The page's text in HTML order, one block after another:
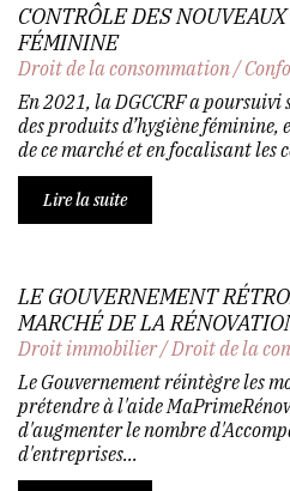
CONTRÔLE DES
FÉMININE
Droit de la consommation/
En 2021, la DGCCRF a
des produits d’hygiène
de ce marché et en focalisant les
Lire la suite
LE GOUVERNEMENT
MARCHÉ DE LA
Droit immobilier/Droit de la
Le Gouvernement réintègre les
prétendre à l'aide
d'augmenter le nombre
d'entreprises...